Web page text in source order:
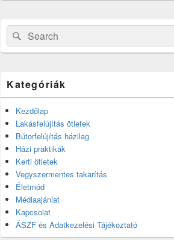
Search
for:
Search
Kategóriák
Kezdőlap
Lakásfelújítás ötletek
Bútorfelújítás házilag
Házi praktikák
Kerti ötletek
Vegyszermentes takarítás
Életmód
Médiaajánlat
Kapcsolat
ÁSZF és Adatkezelési Tájékoztató